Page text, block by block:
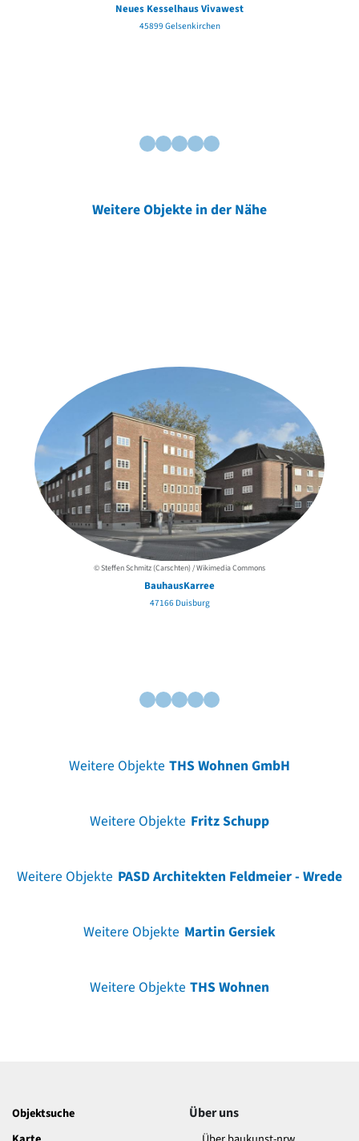
Neues Kesselhaus Vivawest
45899 Gelsenkirchen
Weitere Objekte in der Nähe
© Steffen Schmitz (Carschten) / Wikimedia Commons
BauhausKarree
47166 Duisburg
Weitere Objekte THS Wohnen GmbH
Weitere Objekte Fritz Schupp
Weitere Objekte PASD Architekten Feldmeier - Wrede
Weitere Objekte Martin Gersiek
Weitere Objekte THS Wohnen
Objektsuche
Über uns